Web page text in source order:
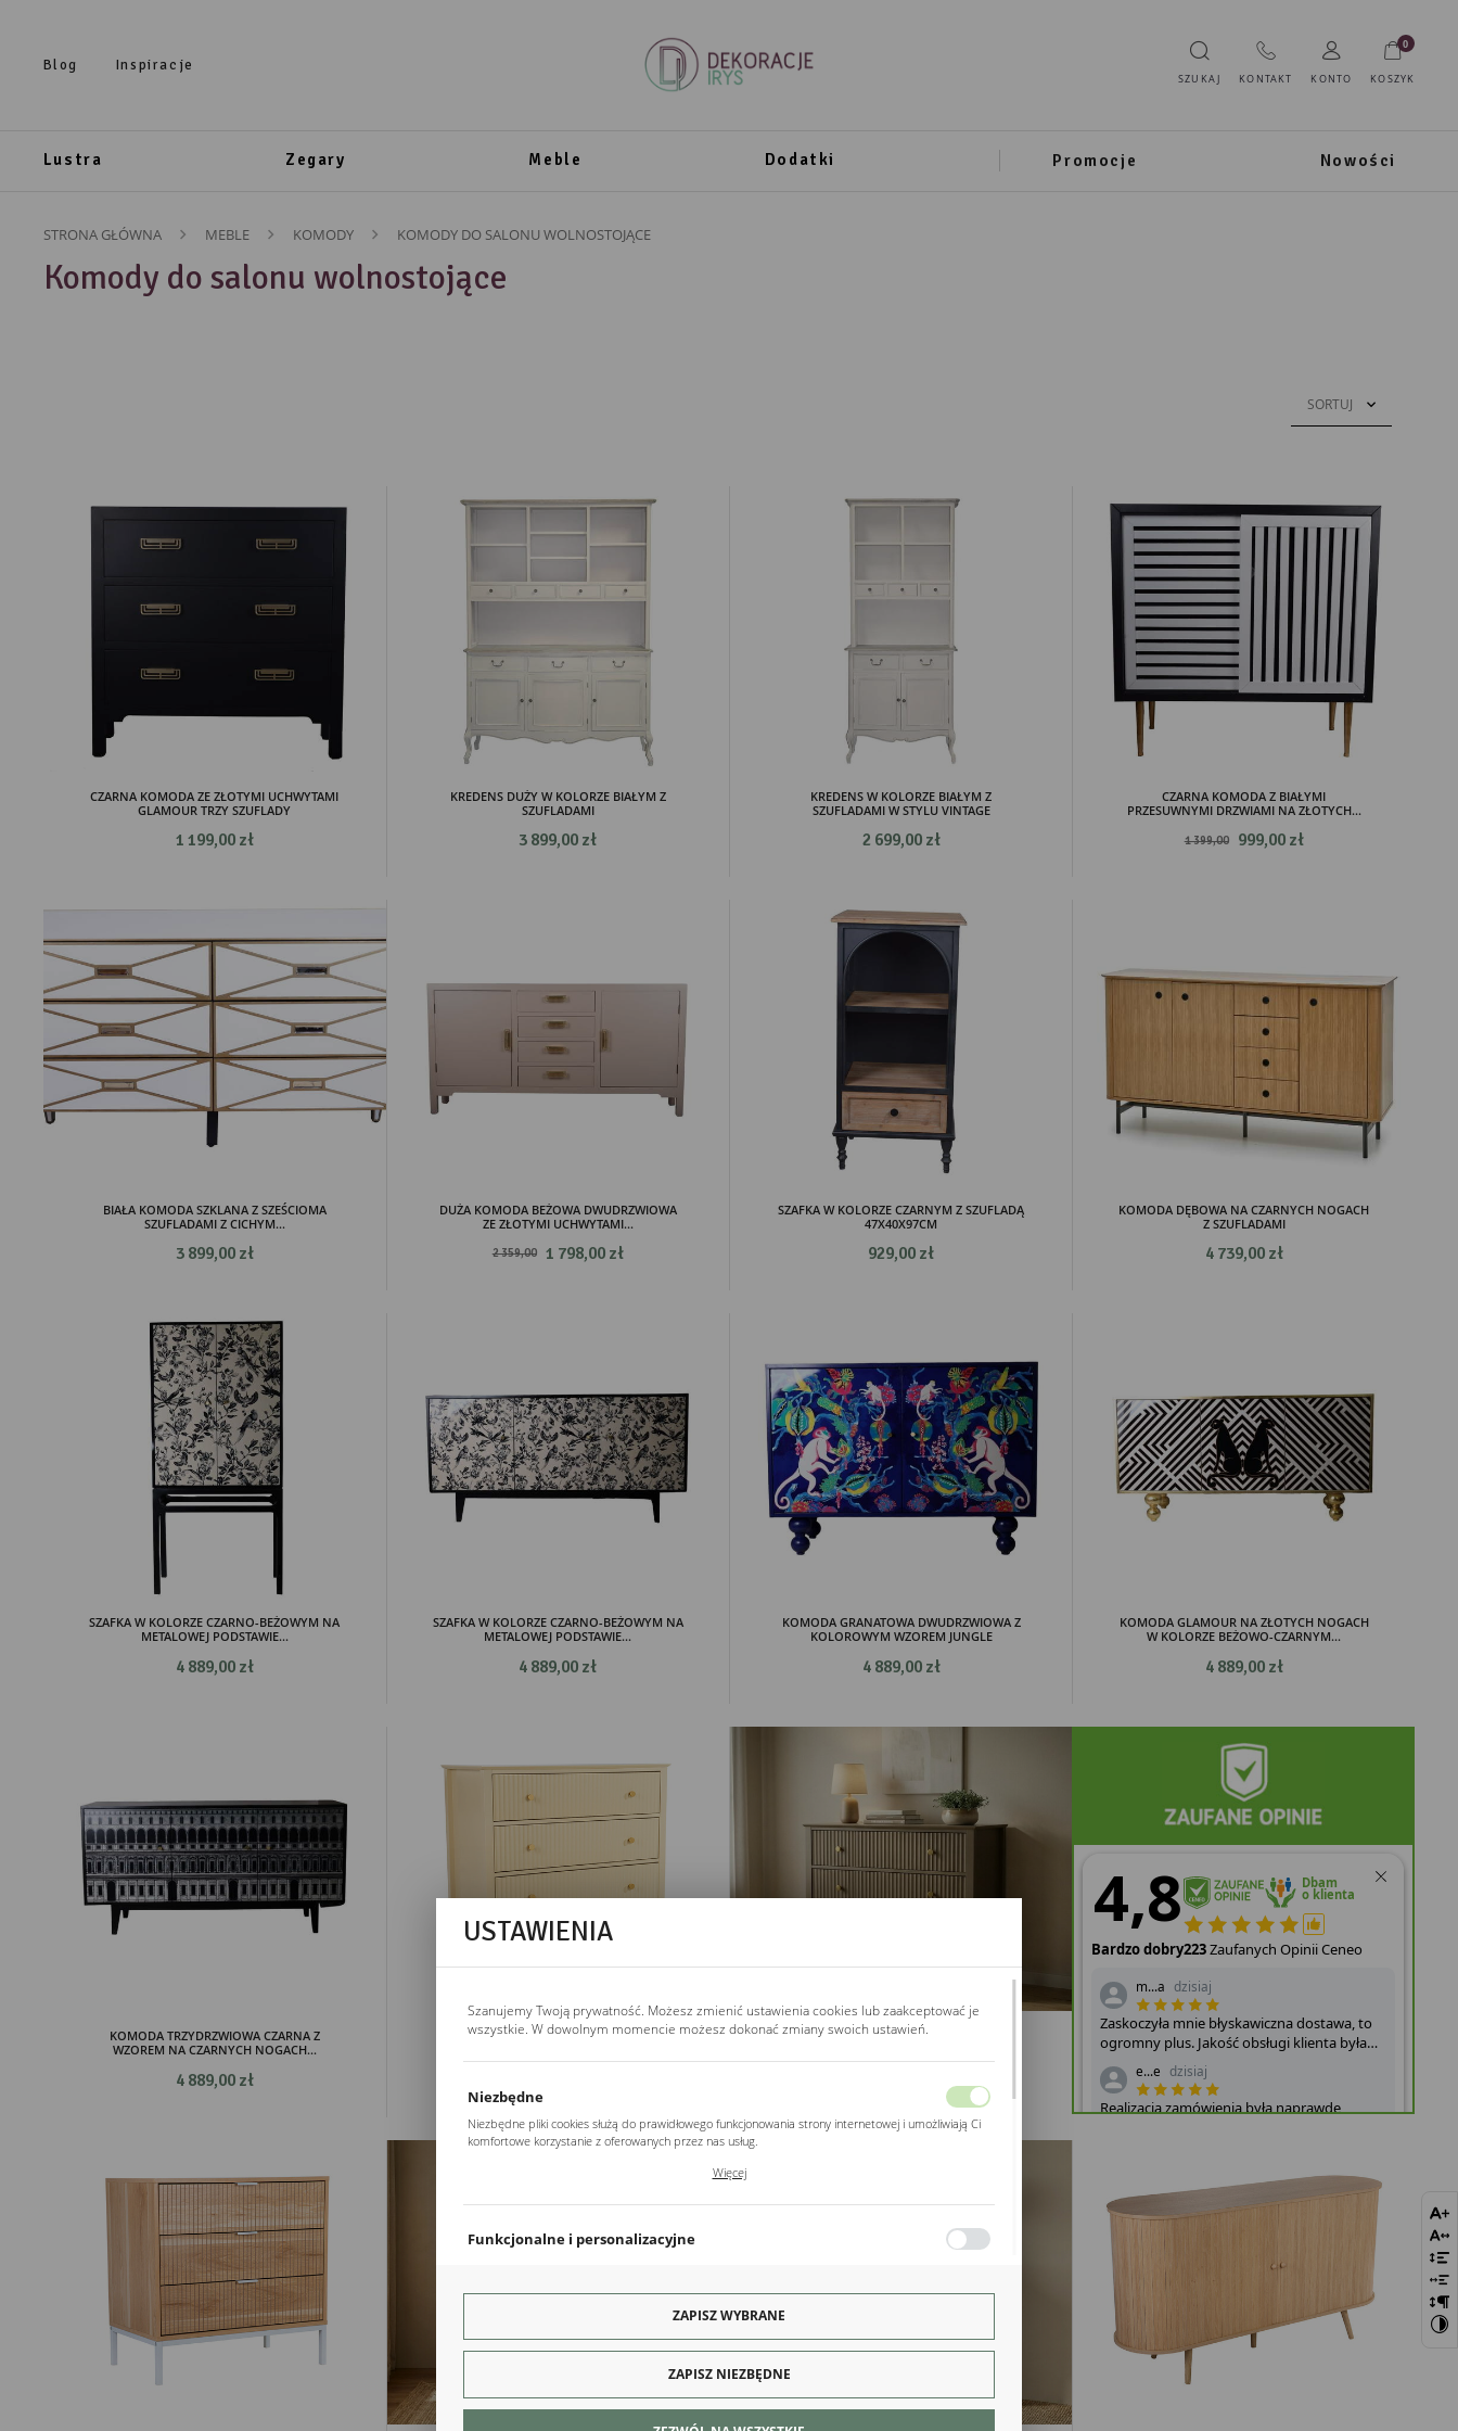
Blog Inspiracje
SZUKAJ KONTAKT KONTO KOSZYK
0
Lustra Zegary Meble Dodatki Promocje Nowości
STRONA GŁÓWNA MEBLE KOMODY KOMODY DO SALONU WOLNOSTOJĄCE
Komody do salonu wolnostojące
SORTUJ
CZARNA KOMODA ZE ZŁOTYMI UCHWYTAMI
GLAMOUR TRZY SZUFLADY
1 199,00 zł
KREDENS DUŻY W KOLORZE BIAŁYM Z
SZUFLADAMI
3 899,00 zł
KREDENS W KOLORZE BIAŁYM Z
SZUFLADAMI W STYLU VINTAGE
2 699,00 zł
CZARNA KOMODA Z BIAŁYMI
PRZESUWNYMI DRZWIAMI NA ZŁOTYCH...
1 399,00 999,00 zł
BIAŁA KOMODA SZKLANA Z SZEŚCIOMA
SZUFLADAMI Z CICHYM...
3 899,00 zł
DUŻA KOMODA BEŻOWA DWUDRZWIOWA
ZE ZŁOTYMI UCHWYTAMI...
2 359,00 1 798,00 zł
SZAFKA W KOLORZE CZARNYM Z SZUFLADĄ
47X40X97CM
929,00 zł
KOMODA DĘBOWA NA CZARNYCH NOGACH
Z SZUFLADAMI
4 739,00 zł
SZAFKA W KOLORZE CZARNO-BEŻOWYM NA
METALOWEJ PODSTAWIE...
4 889,00 zł
SZAFKA W KOLORZE CZARNO-BEŻOWYM NA
METALOWEJ PODSTAWIE...
4 889,00 zł
KOMODA GRANATOWA DWUDRZWIOWA Z
KOLOROWYM WZOREM JUNGLE
4 889,00 zł
KOMODA GLAMOUR NA ZŁOTYCH NOGACH
W KOLORZE BEŻOWO-CZARNYM...
4 889,00 zł
KOMODA TRZYDRZWIOWA CZARNA Z
WZOREM NA CZARNYCH NOGACH...
4 889,00 zł
BEŻOWA KOMODA Z RYFLOWANYMI
ZIELONA KOMODA Z RYFLOWANYMI
USTAWIENIA
Szanujemy Twoją prywatność. Możesz zmienić ustawienia cookies lub zaakceptować je
wszystkie. W dowolnym momencie możesz dokonać zmiany swoich ustawień.
Niezbędne
Niezbędne pliki cookies służą do prawidłowego funkcjonowania strony internetowej i umożliwiają Ci
komfortowe korzystanie z oferowanych przez nas usług.
Twoich ustawień preferencji prywatności, logowania czy wypełniania formularzy. Dzięki plikom
Więcej
Funkcjonalne i personalizacyjne
strony poprzez dopasowanie jej do Twoich indywidualnych preferencji. Wyrażenie zgody na
funkcjonalne i personalizacyjne pliki cookies gwarantuje dostępność większej ilości funkcji na stronie.
Więcej
Analityczne pliki cookies pomagają nam rozwijać się i dostosowywać do Twoich potrzeb.
ZAPISZ WYBRANE
ZAPISZ NIEZBĘDNE